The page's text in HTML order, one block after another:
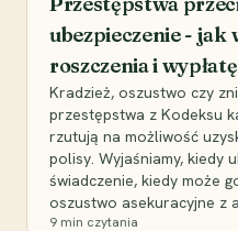
ubezpieczenie - jak
roszczenia i
Kradzież, oszustwo czy
przestępstwa z Kodeksu
rzutują na możliwość
polisy. Wyjaśniamy, kiedy
świadczenie, kiedy może
oszustwo asekuracyjne z
9 min czytania